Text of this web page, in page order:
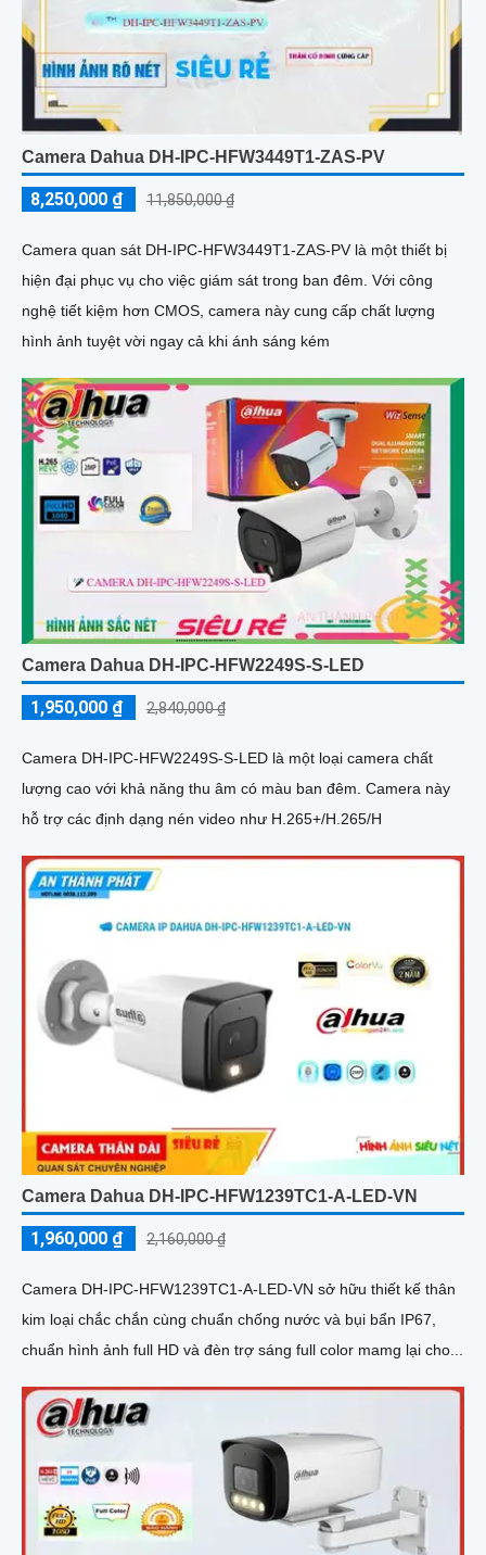
Camera Dahua DH-IPC-HFW3449T1-ZAS-PV
8,250,000 ₫ 11,850,000 ₫
Camera quan sát DH-IPC-HFW3449T1-ZAS-PV là một thiết bị
hiện đại phục vụ cho việc giám sát trong ban đêm. Với công
nghệ tiết kiệm hơn CMOS, camera này cung cấp chất lượng
hình ảnh tuyệt vời ngay cả khi ánh sáng kém
Camera Dahua DH-IPC-HFW2249S-S-LED
1,950,000 ₫ 2,840,000 ₫
Camera DH-IPC-HFW2249S-S-LED là một loại camera chất
lượng cao với khả năng thu âm có màu ban đêm. Camera này
hỗ trợ các định dạng nén video như H.265+/H.265/H
Camera Dahua DH-IPC-HFW1239TC1-A-LED-VN
1,960,000 ₫ 2,160,000 ₫
Camera DH-IPC-HFW1239TC1-A-LED-VN sở hữu thiết kế thân
kim loại chắc chắn cùng chuẩn chống nước và bụi bẩn IP67,
chuẩn hình ảnh full HD và đèn trợ sáng full color mamg lại cho...